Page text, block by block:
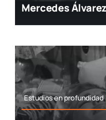
Mercedes Álvarez
Estudios en profundidad